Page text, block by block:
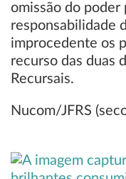
omissão do poder
responsabilidade
improcedente os
recurso das duas
Recursais.
Nucom/JFRS